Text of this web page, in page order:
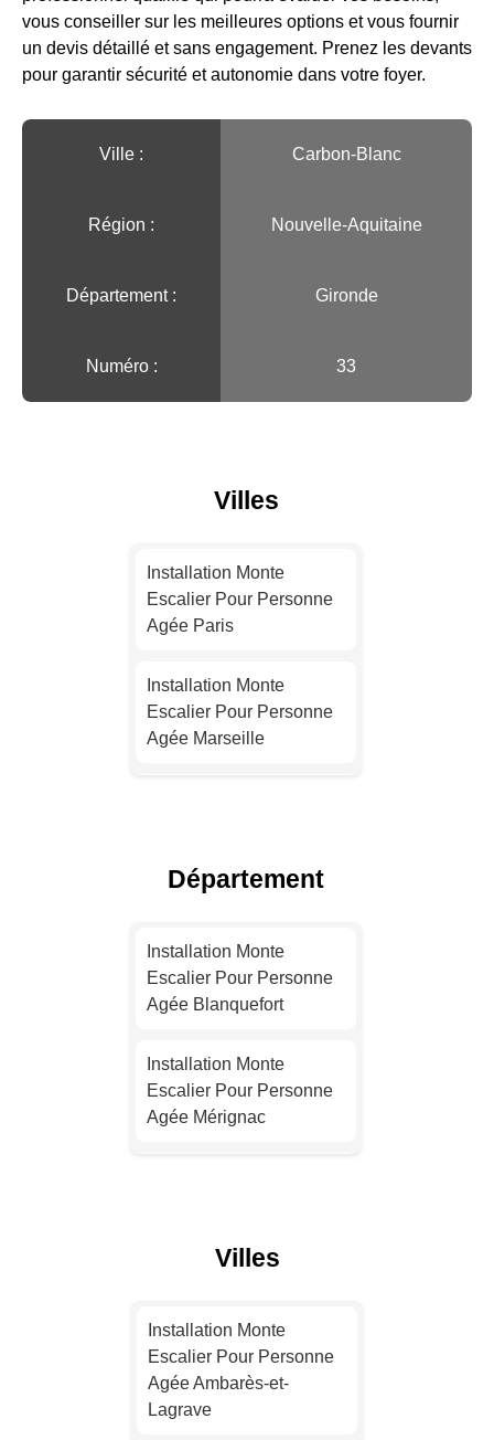
vous conseiller sur les meilleures options et vous fournir
un devis détaillé et sans engagement. Prenez les devants
pour garantir sécurité et autonomie dans votre foyer.
Ville :️ Carbon-Blanc
Région :️ Nouvelle-Aquitaine
Département : Gironde
Numéro : 33
Villes
Installation Monte
Escalier Pour Personne
Agée Paris
Installation Monte
Escalier Pour Personne
Agée Marseille
Agée Toulouse
Agée Nice
Installation Monte
Installation Monte
Escalier Pour Personne
Agée Montpellier
Département
Installation Monte
Escalier Pour Personne
Agée Blanquefort
Installation Monte
Escalier Pour Personne
Agée Mérignac
Agée Saint-Médard-en-
Jalles
Villes
Installation Monte
Escalier Pour Personne
Agée Ambarès-et-
Lagrave